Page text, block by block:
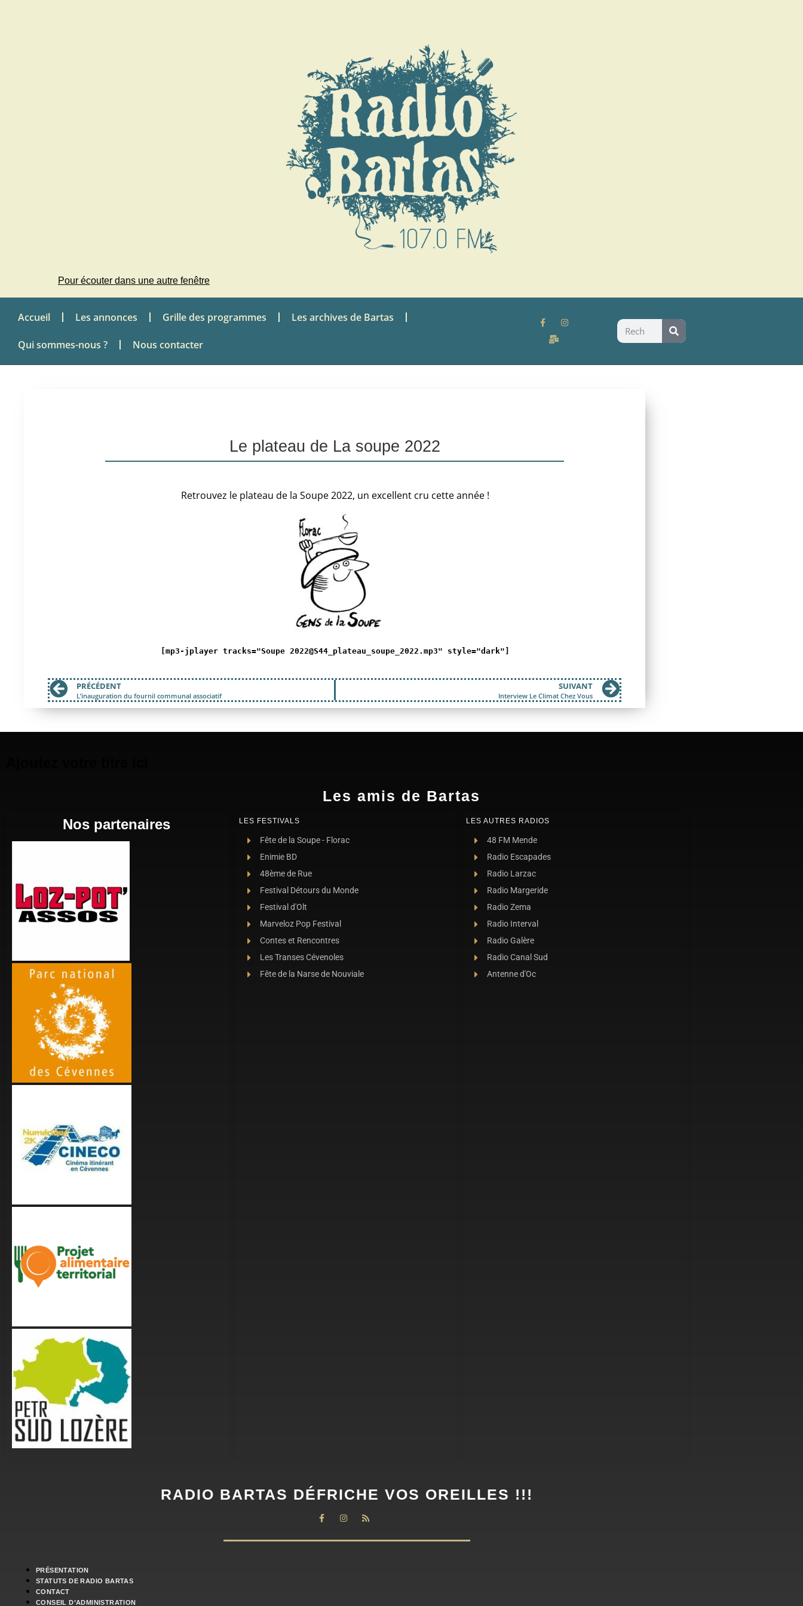
Pour écouter dans une autre fenêtre
Accueil Les annonces Grille des programmes Les archives de Bartas
Qui sommes-nous ? Nous contacter
Le plateau de La soupe 2022
Retrouvez le plateau de la Soupe 2022, un excellent cru cette année !
[mp3-jplayer tracks="Soupe 2022@S44_plateau_soupe_2022.mp3" style="dark"]
PRÉCÉDENT
L’inauguration du fournil communal associatif
SUIVANT
Interview Le Climat Chez Vous
Les amis de Bartas
Nos partenaires LES FESTIVALS
Fête de la Soupe - Florac
Enimie BD
48ème de Rue
Festival Détours du Monde
Festival d'Olt
Marveloz Pop Festival
Contes et Rencontres
Les Transes Cévenoles
Fête de la Narse de Nouviale
LES AUTRES RADIOS
48 FM Mende
Radio Escapades
Radio Larzac
Radio Margeride
Radio Zema
Radio Interval
Radio Galère
Radio Canal Sud
Antenne d'Oc
RADIO BARTAS DÉFRICHE VOS OREILLES !!!
PRÉSENTATION
STATUTS DE RADIO BARTAS
CONTACT
CONSEIL D’ADMINISTRATION